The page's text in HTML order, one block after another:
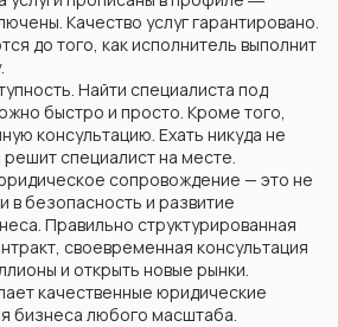
Качество услуг гарантировано.
до того, как исполнитель выполнит
Найти специалиста под
быстро и просто. Кроме того,
консультацию. Ехать никуда не
специалист на месте.
сопровождение — это не
в безопасность и развитие
Правильно структурированная
своевременная консультация
и открыть новые рынки.
качественные юридические
бизнеса любого масштаба.